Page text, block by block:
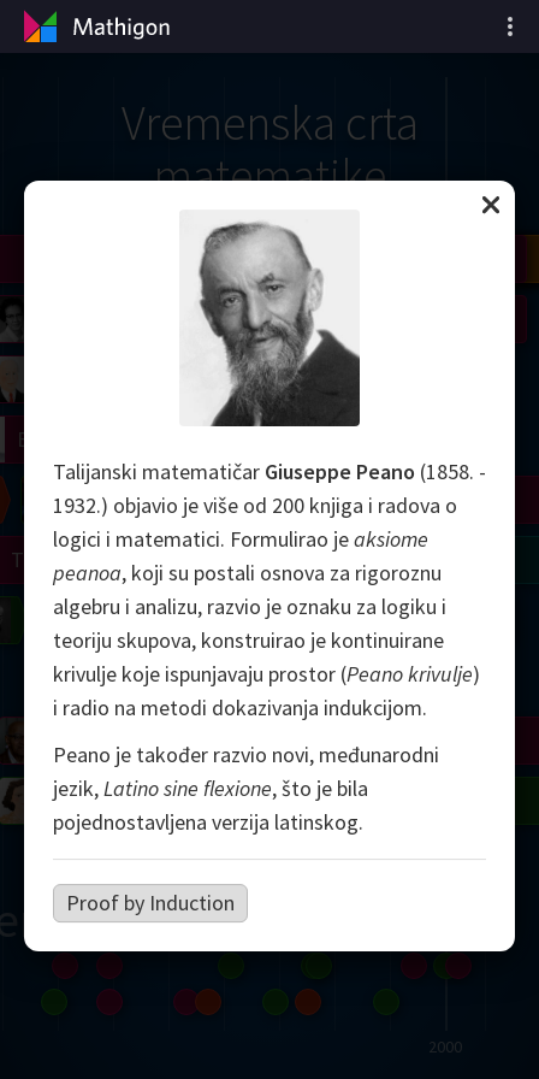
Vremenska crta
matematike
2000
Mirzakhani
Tao
Perelman
Zhang
Daubechies
Bourgain
Shamir
Yau
Matiyasevich
Thurston
Uhlenbeck
Conway
Langlands
Easley
Penrose
Grothendieck
Serre
Mandelbrot
Wilkins
Robinson
Blackwell
Gardner
Erdős
Turing
Chern
Talijanski matematičar Giuseppe Peano (1858. -
1932.) objavio je više od 200 knjiga i radova o
logici i matematici. Formulirao jeaksiome
peanoa, koji su postali osnova za rigoroznu
algebru i analizu, razvio je oznaku za logiku i
teoriju skupova, konstruirao je kontinuirane
krivulje koje ispunjavaju prostor (Peano krivulje)
i radio na metodi dokazivanja indukcijom.
Peano je također razvio novi, međunarodni
jezik,Latino sine flexione, što je bila
pojednostavljena verzija latinskog.
Proof by Induction